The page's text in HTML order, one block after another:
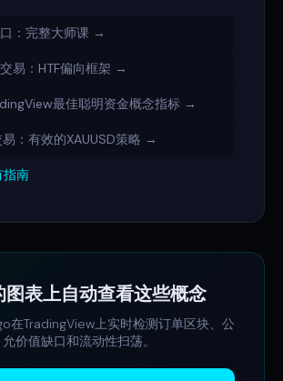
：完整大师课 →
易：HTF偏向框架 →
最佳聪明资金概念指标 →
：有效的XAUUSD策略 →
南
图表上自动查看这些概念
在TradingView上实时检测订单区块、公
允价值缺口和流动性扫荡。